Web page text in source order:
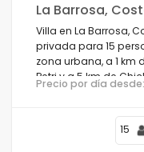
La Barrosa,
Villa en La Barrosa,
privada para 15
zona urbana, a 1 km
Petri y a 5 km de
Precio por día desde:
15